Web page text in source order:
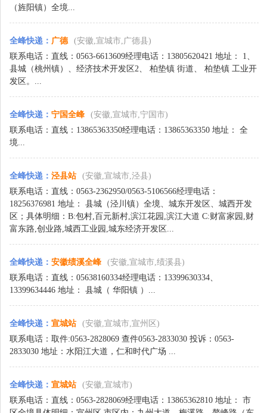
（旌阳镇）全境...
全峰快递 ： 广德
(安徽,宣城市,广德县)
联系电话：直线：0563-6613609经理电话：13805620421 地址： 1、
县城（桃州镇）、经济技术开发区2、 柏垫镇 街道、 柏垫镇 工业开
发区。...
全峰快递 ： 宁国全峰
(安徽,宣城市,宁国市)
联系电话：直线：13865363350经理电话：13865363350 地址： 全
境...
全峰快递 ： 泾县站
(安徽,宣城市,泾县)
联系电话：直线：0563-2362950/0563-5106566经理电话：
18256376981 地址： 县城（泾川镇）全境、城东开发区、城西开发
区；具体明细：B:包村,百元新村,滨江花园,滨江大道 C:财富家园,财
富东路,创业路,城西工业园,城东经济开发区...
全峰快递 ： 安徽绩溪全峰
(安徽,宣城市,绩溪县)
联系电话：直线：05638160334经理电话：13399630334、
13399634446 地址： 县城（ 华阳镇 ）...
全峰快递 ： 宣城站
(安徽,宣城市,宣州区)
联系电话：取件:0563-2828069 查件0563-2833030 投诉：0563-
2833030 地址：水阳江大道，仁和时代广场 ...
全峰快递 ： 宣城站
(安徽,宣城市)
联系电话：直线：0563-2828069经理电话：13865362810 地址： 市